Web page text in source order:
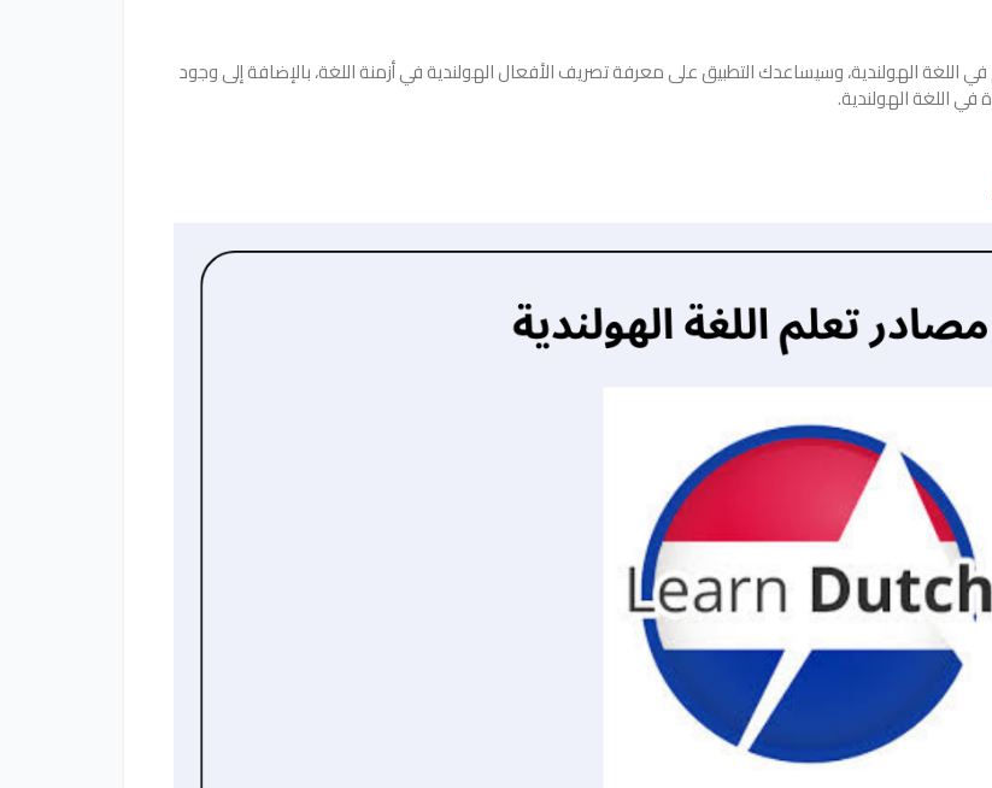
الهولندية، وسيساعدك التطبيق على معرفة تصريف الأفعال الهولندية في أزمنة اللغة، بالإضافة إلى وجود